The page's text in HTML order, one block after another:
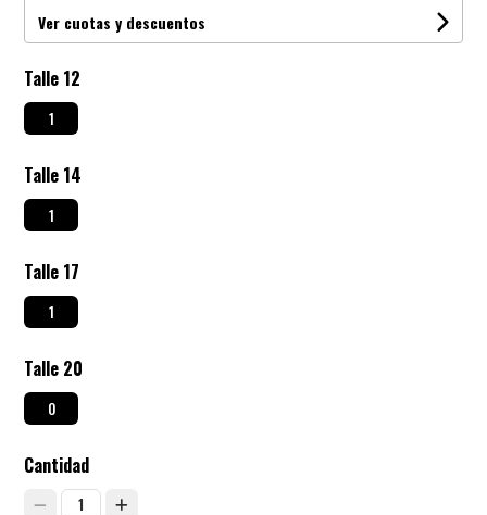
Ver cuotas y descuentos
Talle 12
1
Talle 14
1
Talle 17
1
Talle 20
0
Cantidad
1